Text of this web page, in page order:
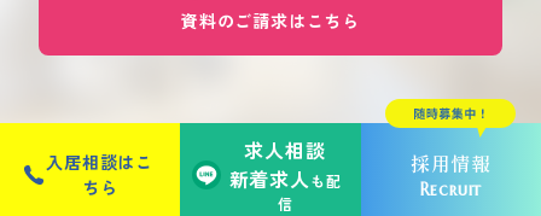
資料のご請求はこちら
入居相談はこ
ちら
求人相談
新着求人も配
信
採用情報
Recruit